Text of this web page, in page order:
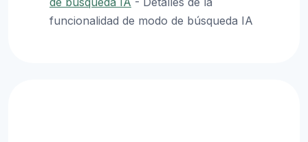
funcionalidad de modo de búsqueda IA